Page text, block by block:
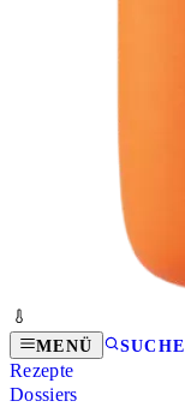
MENÜ SUCHE
Rezepte
Dossiers